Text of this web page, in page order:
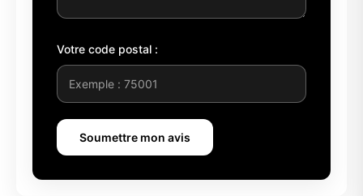
Votre code postal :
Soumettre mon avis